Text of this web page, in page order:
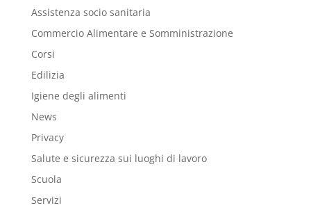
Assistenza socio sanitaria
Commercio Alimentare e Somministrazione
Corsi
Edilizia
Igiene degli alimenti
News
Privacy
Salute e sicurezza sui luoghi di lavoro
Scuola
Servizi